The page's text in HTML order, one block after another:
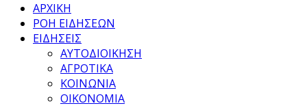
ΑΡΧΙΚΗ
ΡΟΗ ΕΙΔΗΣΕΩΝ
ΕΙΔΗΣΕΙΣ
ΑΥΤΟΔΙΟΙΚΗΣΗ
ΑΓΡΟΤΙΚΑ
ΚΟΙΝΩΝΙΑ
ΟΙΚΟΝΟΜΙΑ